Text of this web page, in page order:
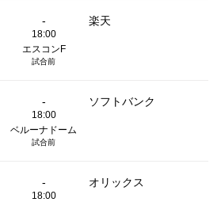
- 楽天
18:00
エスコンF
試合前
- ソフトバンク
18:00
ベルーナドーム
試合前
- オリックス
18:00